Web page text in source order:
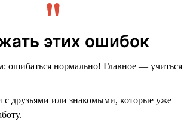
этих ошибок
ошибаться нормально! Главное — учиться
с друзьями или знакомыми, которые уже